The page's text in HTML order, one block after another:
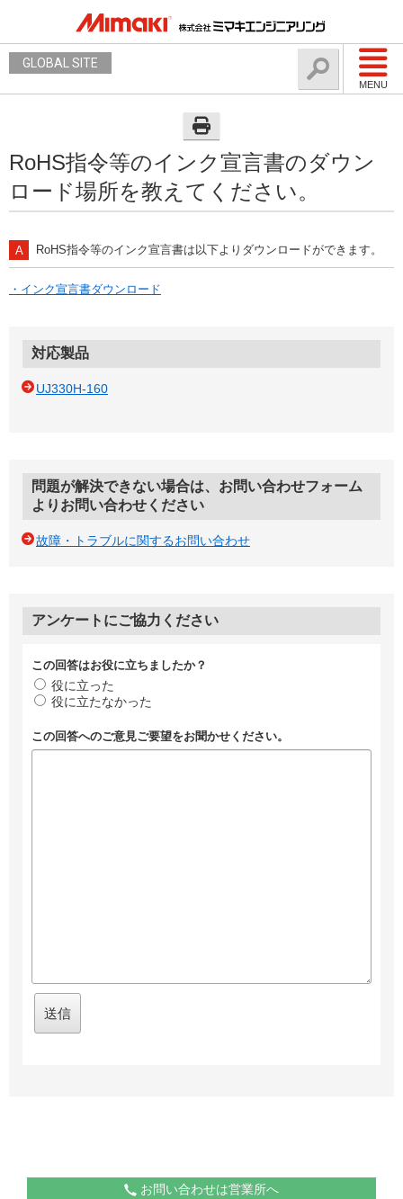
MENU
GLOBAL SITE
RoHS指令等のインク宣言書のダウン
ロード場所を教えてください。
RoHS指令等のインク宣言書は以下よりダウンロードができます。
・インク宣言書ダウンロード
対応製品
UJ330H-160
問題が解決できない場合は、お問い合わせフォーム
よりお問い合わせください
故障・トラブルに関するお問い合わせ
アンケートにご協力ください
この回答はお役に立ちましたか？
役に立った
役に立たなかった
この回答へのご意見ご要望をお聞かせください。
お問い合わせは営業所へ